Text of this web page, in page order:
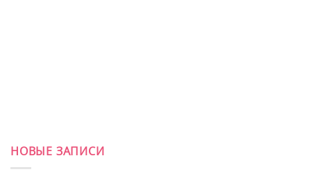
НОВЫЕ ЗАПИСИ